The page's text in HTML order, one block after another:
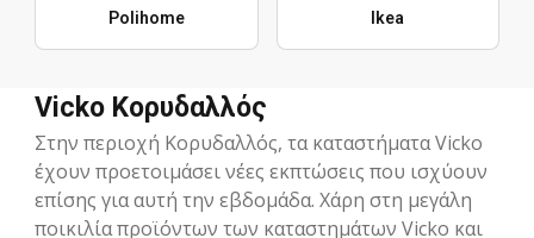
Polihome Ikea
Vicko Κορυδαλλός
Στην περιοχή Κορυδαλλός, τα καταστήματα Vicko
έχουν προετοιμάσει νέες εκπτώσεις που ισχύουν
επίσης για αυτή την εβδομάδα. Χάρη στη μεγάλη
ποικιλία προϊόντων των καταστημάτων Vicko και